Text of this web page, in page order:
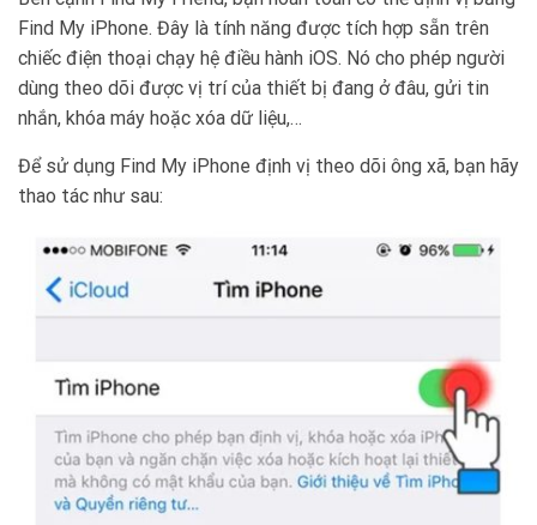
Find My iPhone. Đây là tính năng được tích hợp sẵn trên
chiếc điện thoại chạy hệ điều hành iOS. Nó cho phép người
dùng theo dõi được vị trí của thiết bị đang ở đâu, gửi tin
nhắn, khóa máy hoặc xóa dữ liệu,…
Để sử dụng Find My iPhone định vị theo dõi ông xã, bạn hãy
thao tác như sau: